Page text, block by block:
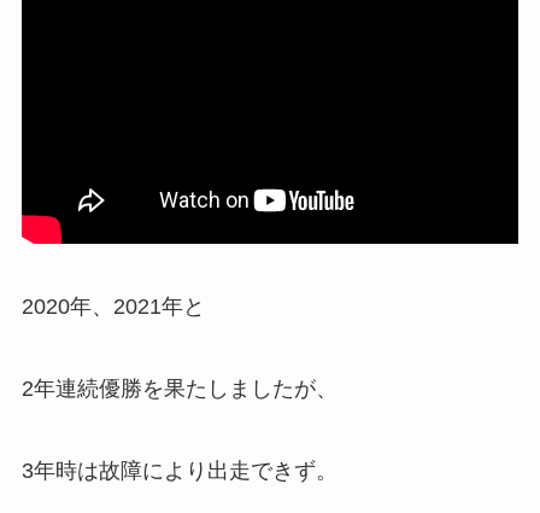
2020年、2021年と
2年連続優勝を果たしましたが、
3年時は故障により出走できず。